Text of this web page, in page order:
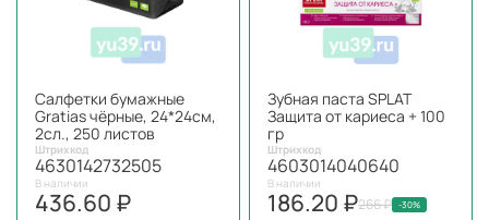
Салфетки бумажные
Gratias чёрные, 24*24см,
2сл., 250 листов
Штрихкод
4630142732505
В наличии
436.60 ₽
Зубная паста SPLAT
Защита от кариеса + 100
гр
Штрихкод
4603014040640
В наличии
186.20 ₽266 ₽ -30%